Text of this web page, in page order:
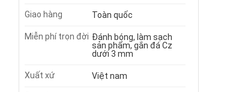
Giao hàng Toàn quốc
Miễn phí trọn đời Đánh bóng, làm sạch
sản phẩm, gắn đá Cz
dưới 3 mm
Xuất xứ Việt nam